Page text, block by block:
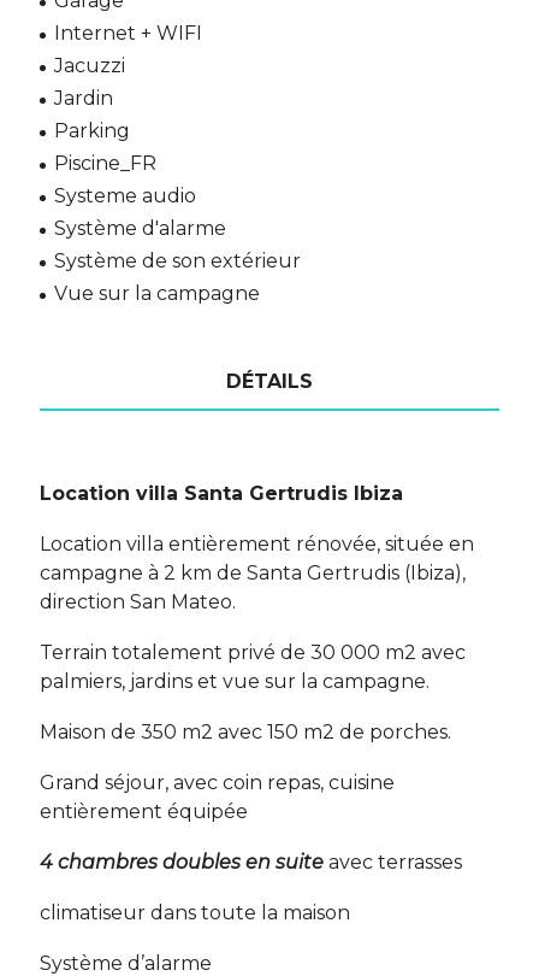
Internet + WIFI
Jacuzzi
Jardin
Parking
Piscine_FR
Systeme audio
Système d'alarme
Système de son extérieur
Vue sur la campagne
DÉTAILS
Location villa Santa Gertrudis Ibiza
Location villa entièrement rénovée, située en
campagne à 2 km de Santa Gertrudis (Ibiza),
direction San Mateo.
Terrain totalement privé de 30 000 m2 avec
palmiers, jardins et vue sur la campagne.
Maison de 350 m2 avec 150 m2 de porches.
Grand séjour, avec coin repas, cuisine
entièrement équipée
4 chambres doubles en suite avec terrasses
climatiseur dans toute la maison
Système d’alarme